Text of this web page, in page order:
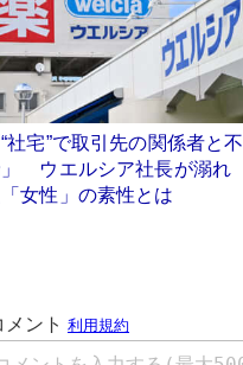
“社宅”で取引先の関係者と不
ウエルシア社長が溺れ
女性」の素性とは